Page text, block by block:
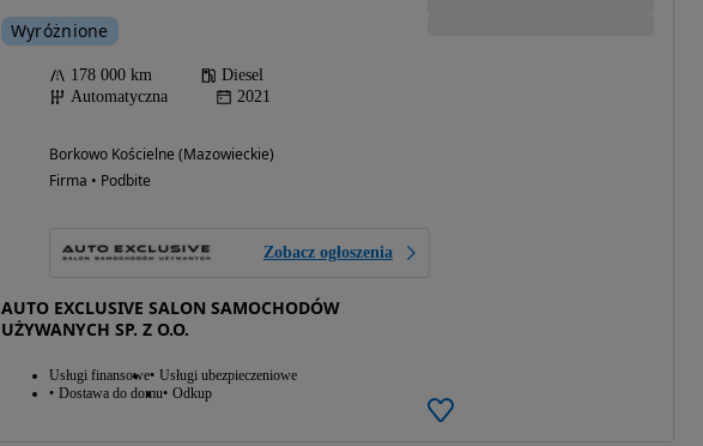
Wyróżnione
178 000 km
Diesel
Automatyczna
2021
Borkowo Kościelne (Mazowieckie)
Firma • Podbite
Zobacz ogłoszenia
AUTO EXCLUSIVE SALON SAMOCHODÓW
UŻYWANYCH SP. Z O.O.
Usługi finansowe Usługi ubezpieczeniowe
Dostawa do domu Odkup